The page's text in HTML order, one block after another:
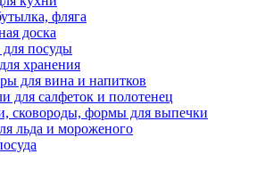
фляга
доска
посуды
хранения
для вина и напитков
для салфеток и полотенец
сковороды, формы для выпечки
льда и мороженого